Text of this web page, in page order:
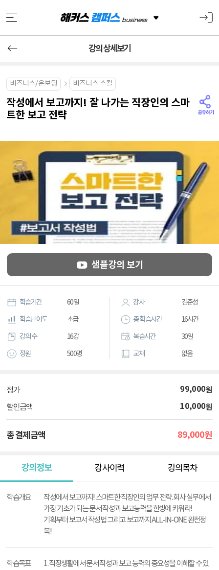
강의 상세보기
비즈니스/온보딩 비즈니스 스킬
작성에서 보고까지! 잘 나가는 직장인의 스마
트한 보고 전략
샘플강의 보기
학습기간 60일
학습난이도 초급
강의 수 16강
정원 500명
강사 김준성
총 학습시간 16시간
복습시간 30일
교재 없음
정가 99,000원
할인금액 10,000원
총 결제금액 89,000원
강의정보 강사이력 강의목차
학습개요
작성에서 보고까지! 스마트한 직장인의 업무 전략. 회사 실무에서
가장 기초가 되는 문서 작성과 보고능력을 한방에 키워라!
기획부터 보고서 작성법 그리고 보고까지 ALL-IN-ONE 완전정
복!
학습목표
1. 직장생활에서 문서 작성과 보고 능력의 중요성을 이해할 수 있